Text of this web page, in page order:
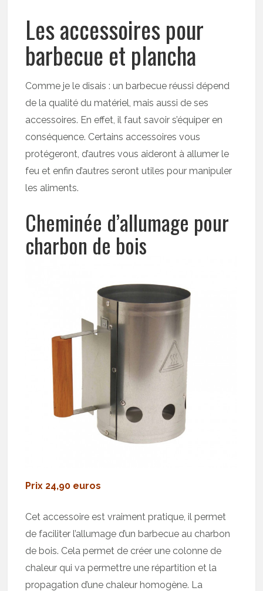
Les accessoires pour
barbecue et plancha
Comme je le disais : un barbecue réussi dépend
de la qualité du matériel, mais aussi de ses
accessoires. En effet, il faut savoir s’équiper en
conséquence. Certains accessoires vous
protégeront, d’autres vous aideront à allumer le
feu et enfin d’autres seront utiles pour manipuler
les aliments.
Cheminée d’allumage pour
charbon de bois
Prix 24,90 euros
Cet accessoire est vraiment pratique, il permet
de faciliter l’allumage d’un barbecue au charbon
de bois. Cela permet de créer une colonne de
chaleur qui va permettre une répartition et la
propagation d’une chaleur homogène. La